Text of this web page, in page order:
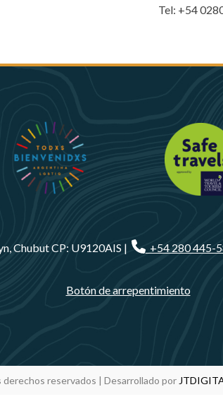
Tel: +54
Chubut CP: U9120AIS | +54 280 445-
Botón de arrepentimiento
derechos reservados | Desarrollado por